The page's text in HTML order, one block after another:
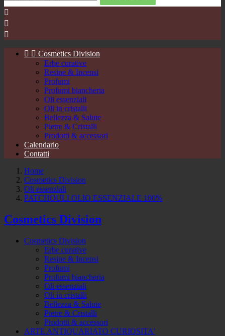



  Cosmetics Division
Erbe curative
Resine & Incensi
Profumi
Profumi biancheria
Oli essenziali
Oli in cristalli
Bellezza & Salute
Pietre & Cristalli
Prodotti & accessori
Calendario
Contatti
Home
Cosmetics Division
Oli essenziali
PATCHOULI OLIO ESSENZIALE 100%
Cosmetics Division
Cosmetics Division
Erbe curative
Resine & Incensi
Profumi
Profumi biancheria
Oli essenziali
Oli in cristalli
Bellezza & Salute
Pietre & Cristalli
Prodotti & accessori
ARTE ANTIQUARIATO CURIOSITA'